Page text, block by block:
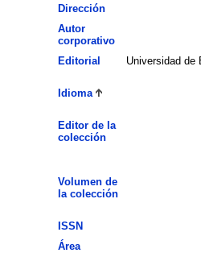
Dirección
Autor
corporativo
Editorial
Universidad de
Idioma
Editor de la
colección
Volumen de
la colección
ISSN
Área